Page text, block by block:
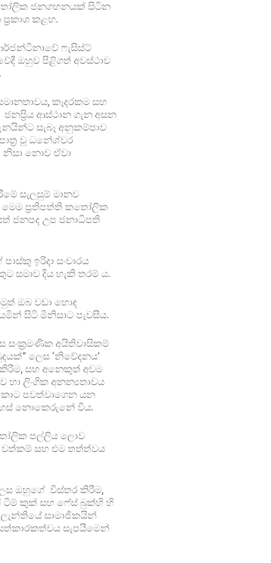
ජනගහනයක් සිටින
කළහ.
ෆැසිස්ට්
ඔහුව පිළිගත් අවස්ථාව
කෑදරකම සහ
ජනප්‍රිය ආස්ථාන ගැන අසන
සැබෑ අනුකම්පාව
වූ ධනේශ්වර
නිසා නොව ඒවා
සැලසුම් මානව
මෙම ප්‍රතිපත්ති කතෝලික
ජනපද උප ජනාධිපති
ඉරිදා සංචාරය
සමාව දිය හැකි තරම් ය.
ඔබ වඩා හොඳ
සිටි මිනිසාට පැවසීය.
සංක්‍රමණික අයිතිවාසිකම්
ලෙස ‘නිවේදනය’
කිරීම, සහ අනෙකුත් අවම
හා ලිංගික අනන්‍යතාවය
පවත්වාගෙන යන
නොකෙරුනේ වීය.
පල්ලිය ලොව
සහ එම තත්ත්වය
ඔහුගේ විස්තර කිරීම,
ටිම් කුක් සහ ෆේස් බුක්හි හි
සාමාජිකයින්
සැපයීමෙන්